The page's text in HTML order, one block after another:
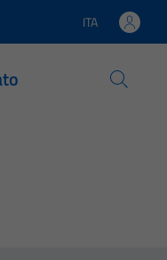
Lingua attiva:
ITA